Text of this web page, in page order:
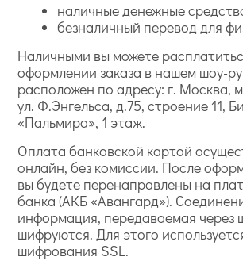
наличные денежные
безналичный перевод для
Наличными вы можете
оформлении заказа в нашем шоу-
расположен по адресу: г. Москва,
ул. Ф.Энгельса, д.75, строение 11,
«Пальмира», 1 этаж.
Оплата банковской картой
онлайн, без комиссии. После
вы будете перенаправлены на
банка (АКБ «Авангард»).
информация, передаваемая через
шифруются. Для этого
шифрования SSL.